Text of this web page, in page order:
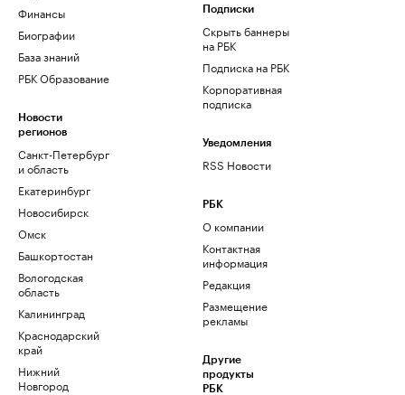
Финансы
Биографии
База знаний
РБК Образование
Новости
регионов
Санкт-Петербург
и область
Екатеринбург
Новосибирск
Омск
Башкортостан
Вологодская
область
Калининград
Краснодарский
край
Нижний
Новгород
Подписки
Скрыть баннеры
на РБК
Подписка на РБК
Корпоративная
подписка
Уведомления
RSS Новости
РБК
О компании
Контактная
информация
Редакция
Размещение
рекламы
Другие
продукты
РБК